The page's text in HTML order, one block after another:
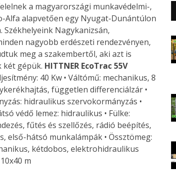
a magyarországi munkavédelmi-,
Alfa alapvetően egy Nyugat-Dunántúlon
Székhelyeink Nagykanizsán,
nagyobb erdészeti rendezvényen,
meg a szakembertől, aki azt is
két gépük. HITTNER EcoTrac 55V
40 Kw • Váltómű: mechanikus, 8
független differenciálzár •
hidraulikus szervokormányzás •
védő lemez: hidraulikus • Fülke:
fűtés és szellőzés, rádió beépítés,
első-hátsó munkalámpák • Össztömeg:
kétdobos, elektrohidraulikus
m